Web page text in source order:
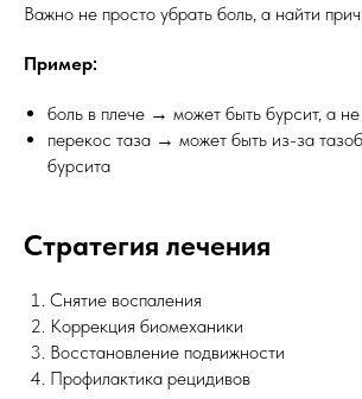
Важно не просто убрать боль, а найти
Пример:
боль в плече → может быть бурсит, а
перекос таза → может быть из-за
бурсита
Стратегия лечения
Снятие воспаления
Коррекция биомеханики
Восстановление подвижности
Профилактика рецидивов